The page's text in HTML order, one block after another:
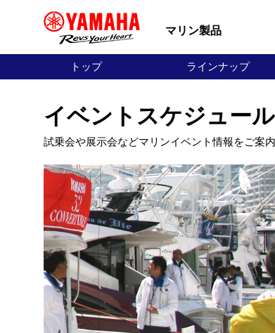
マリン製品
トップ ラインナップ
イベントスケジュール
試乗会や展示会などマリンイベント情報をご案内